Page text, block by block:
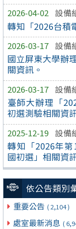
2026-04-02 設備
轉知「2026台積
2026-03-17 設備
國立屏東大學辦
關資訊。
2026-03-17 設備
臺師大辦理「
初選測驗相關資
2025-12-19 設備
轉知「2026年
國初選」相關資
依公告類別
重要公告 ( 2,104 )
處室最新消息 (